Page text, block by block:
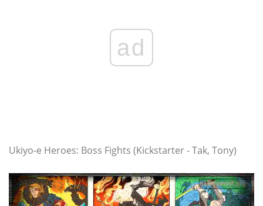
ad
Ukiyo-e Heroes: Boss Fights (Kickstarter - Tak, Tony)